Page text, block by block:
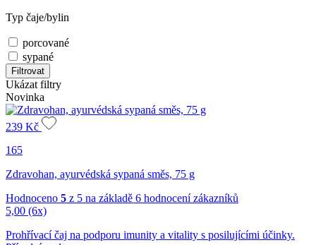
Typ čaje/bylin
porcované
sypané
Filtrovat
Ukázat filtry
Novinka
239 Kč
165
Zdravohan, ayurvédská sypaná směs, 75 g
Hodnoceno 5 z 5 na základě 6 hodnocení zákazníků
5,00 (6x)
Prohřívací čaj na podporu imunity a vitality s posilujícími účinky.